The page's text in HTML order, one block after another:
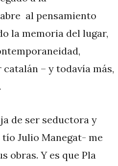
al pensamiento
la memoria del lugar,
– y todavía más,
de ser seductora y
Julio Manegat- me
obras. Y es que Pla